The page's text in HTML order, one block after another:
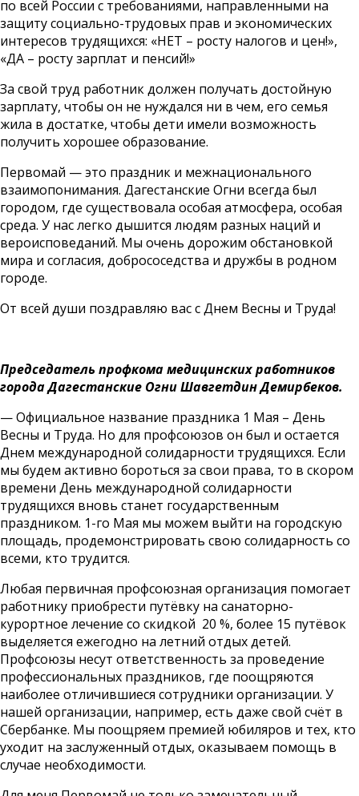
по всей России с требованиями, направленными на
защиту социально-трудовых прав и экономических
интересов трудящихся: «НЕТ – росту налогов и цен!»,
«ДА – росту зарплат и пенсий!»
За свой труд работник должен получать достойную
зарплату, чтобы он не нуждался ни в чем, его семья
жила в достатке, чтобы дети имели возможность
получить хорошее образование.
Первомай — это праздник и межнационального
взаимопонимания. Дагестанские Огни всегда был
городом, где существовала особая атмосфера, особая
среда. У нас легко дышится людям разных наций и
вероисповеданий. Мы очень дорожим обстановкой
мира и согласия, добрососедства и дружбы в родном
городе.
От всей души поздравляю вас с Днем Весны и Труда!
Председатель профкома медицинских работников
города Дагестанские Огни Шавгетдин Демирбеков.
— Официальное название праздника 1 Мая – День
Весны и Труда. Но для профсоюзов он был и остается
Днем международной солидарности трудящихся. Если
мы будем активно бороться за свои права, то в скором
времени День международной солидарности
трудящихся вновь станет государственным
праздником. 1-го Мая мы можем выйти на городскую
площадь, продемонстрировать свою солидарность со
всеми, кто трудится.
Любая первичная профсоюзная организация помогает
работнику приобрести путёвку на санаторно-
курортное лечение со скидкой 20 %, более 15 путёвок
выделяется ежегодно на летний отдых детей.
Профсоюзы несут ответственность за проведение
профессиональных праздников, где поощряются
наиболее отличившиеся сотрудники организации. У
нашей организации, например, есть даже свой счёт в
Сбербанке. Мы поощряем премией юбиляров и тех, кто
уходит на заслуженный отдых, оказываем помощь в
случае необходимости.